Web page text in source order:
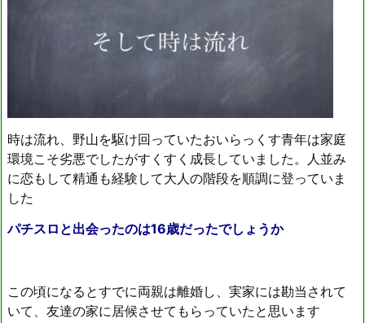
時は流れ、野山を駆け回っていたおいらっくす青年は家庭
環境こそ劣悪でしたがすくすく成長していました。人並み
に恋もして精通も経験して大人の階段を順調に登っていま
した
パチスロと出会ったのは16歳だったでしょうか
この頃になるとすでに両親は離婚し、実家には勘当されて
いて、友達の家に居候させてもらっていたと思います